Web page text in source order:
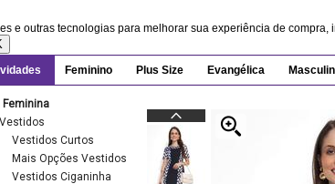
e outras tecnologias para melhorar sua experiência de
Feminino Plus Size Evangélica
Feminina
Vestidos
Vestidos Curtos
Mais Opções Vestidos
Vestidos Ciganinha